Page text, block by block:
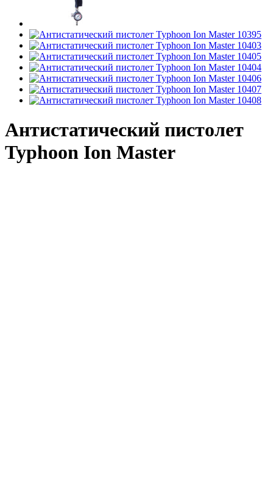
Антистатический пистолет
Typhoon Ion Master